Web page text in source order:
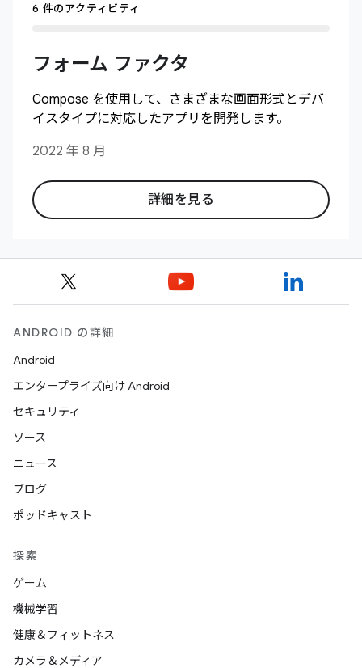
6 件のアクティビティ
フォーム ファクタ
Compose を使用して、さまざまな画面形式とデバ
イスタイプに対応したアプリを開発します。
2022 年 8 月
詳細を見る
ANDROID の詳細
Android
エンタープライズ向け Android
セキュリティ
ソース
ニュース
ブログ
ポッドキャスト
探索
ゲーム
機械学習
健康＆フィットネス
カメラ＆メディア